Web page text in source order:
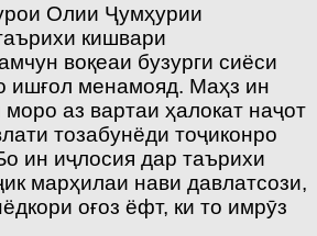
Олии Ҷумҳурии
кишвари
воқеаи бузурги сиёси
ишғол менамояд. Маҳз ин
аз вартаи ҳалокат наҷот
тозабунёди тоҷиконро
ин иҷлосия дар таърихи
марҳилаи нави давлатсози,
оғоз ёфт, ки то имрӯз